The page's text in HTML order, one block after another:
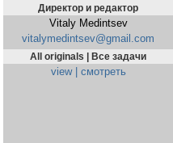
Директор и редактор
Vitaly Medintsev
vitalymedintsev@gmail.com
All originals | Все задачи
view | смотреть